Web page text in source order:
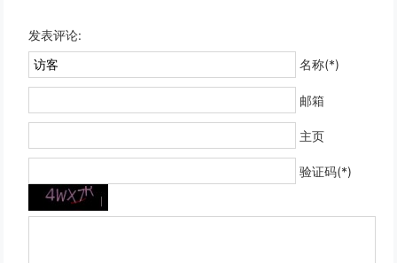
发表评论:
名称(*)
邮箱
主页
验证码(*)